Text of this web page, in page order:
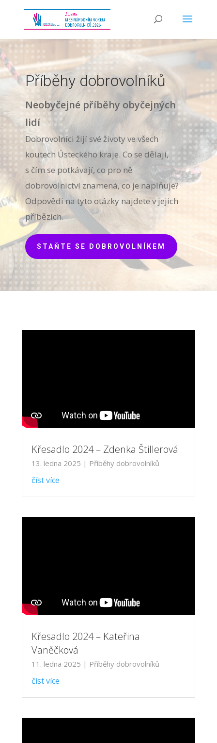
Příběhy dobrovolníků
Neobyčejné příběhy obyčejných
lidí
Dobrovolníci žijí své životy ve všech
koutech Ústeckého kraje. Co se dělají,
s čím se potkávají, co pro ně
dobrovolnictví znamená, co je naplňuje?
Odpovědi na tyto otázky najdete v jejich
příbězích.
STAŇTE SE DOBROVOLNÍKEM
Křesadlo 2024 – Zdenka Štillerová
13. ledna 2025 | Příběhy dobrovolníků
číst více
Křesadlo 2024 – Kateřina
Vaněčková
11. ledna 2025 | Příběhy dobrovolníků
číst více